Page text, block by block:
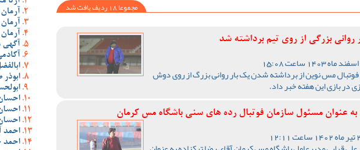
مجموعا 18 ردیف یافت شد
بزرگی از روی تیم برداشته شد
مس نوین از برداشته شدن یک بار روانی بزرگ از روی دوش
در بازی این هفته خبر داد.
به عنوان مسئول سازمان فوتبال رده های سنی باشگاه مس کرمان
آگهی
ابوذر
احمد
احمد